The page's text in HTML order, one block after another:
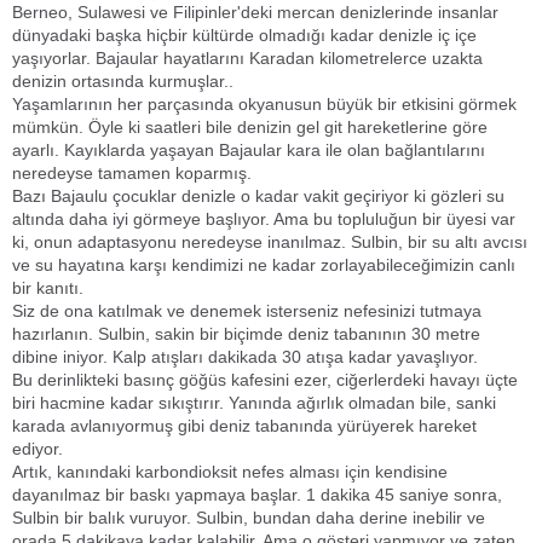
Berneo, Sulawesi ve Filipinler'deki mercan denizlerinde insanlar
dünyadaki başka hiçbir kültürde olmadığı kadar denizle iç içe
yaşıyorlar. Bajaular hayatlarını Karadan kilometrelerce uzakta
denizin ortasında kurmuşlar..
Yaşamlarının her parçasında okyanusun büyük bir etkisini görmek
mümkün. Öyle ki saatleri bile denizin gel git hareketlerine göre
ayarlı. Kayıklarda yaşayan Bajaular kara ile olan bağlantılarını
neredeyse tamamen koparmış.
Bazı Bajaulu çocuklar denizle o kadar vakit geçiriyor ki gözleri su
altında daha iyi görmeye başlıyor. Ama bu topluluğun bir üyesi var
ki, onun adaptasyonu neredeyse inanılmaz. Sulbin, bir su altı avcısı
ve su hayatına karşı kendimizi ne kadar zorlayabileceğimizin canlı
bir kanıtı.
Siz de ona katılmak ve denemek isterseniz nefesinizi tutmaya
hazırlanın. Sulbin, sakin bir biçimde deniz tabanının 30 metre
dibine iniyor. Kalp atışları dakikada 30 atışa kadar yavaşlıyor.
Bu derinlikteki basınç göğüs kafesini ezer, ciğerlerdeki havayı üçte
biri hacmine kadar sıkıştırır. Yanında ağırlık olmadan bile, sanki
karada avlanıyormuş gibi deniz tabanında yürüyerek hareket
ediyor.
Artık, kanındaki karbondioksit nefes alması için kendisine
dayanılmaz bir baskı yapmaya başlar. 1 dakika 45 saniye sonra,
Sulbin bir balık vuruyor. Sulbin, bundan daha derine inebilir ve